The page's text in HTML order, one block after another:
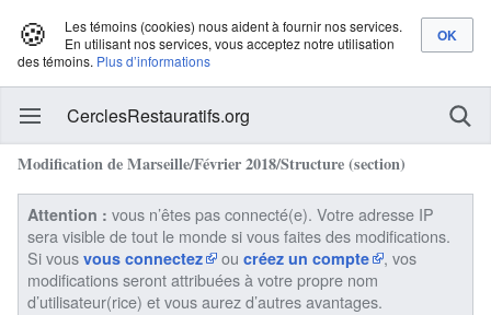
🍪
Les témoins (cookies) nous aident à fournir nos services.
En utilisant nos services, vous acceptez notre utilisation
des témoins. Plus d’informations
CerclesRestauratifs.org
Modification de Marseille/Février 2018/Structure (section)
Attention : vous n’êtes pas connecté(e). Votre adresse IP
sera visible de tout le monde si vous faites des modifications.
Si vous vous connectez ou créez un compte
, vos
modifications seront attribuées à votre propre nom
d’utilisateur(rice) et vous aurez d’autres avantages.